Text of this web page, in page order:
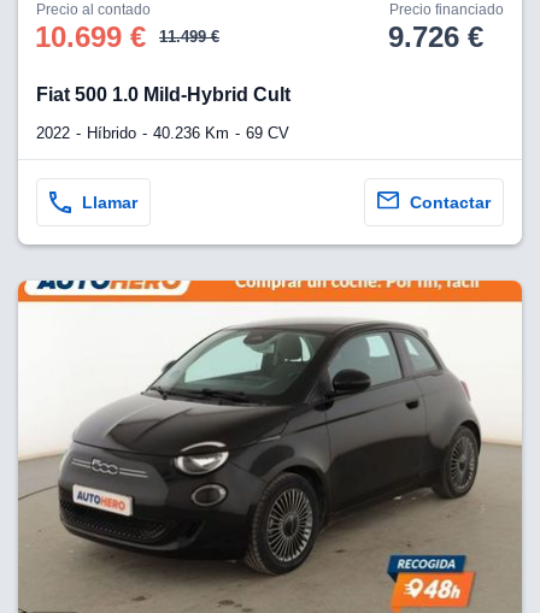
Precio al contado
10.699 € 11.499 €
Precio financiado
9.726 €
Fiat 500 1.0 Mild-Hybrid Cult
2022 Híbrido 40.236 Km 69 CV
Llamar Contactar